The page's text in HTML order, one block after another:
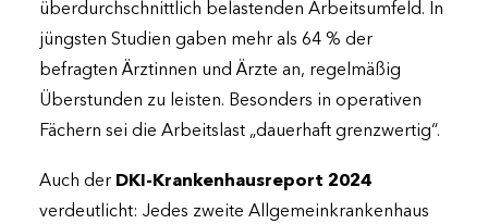
überdurchschnittlich belastenden Arbeitsumfeld. In
jüngsten Studien gaben mehr als 64 % der
befragten Ärztinnen und Ärzte an, regelmäßig
Überstunden zu leisten. Besonders in operativen
Fächern sei die Arbeitslast „dauerhaft grenzwertig“.
Auch der DKI-Krankenhausreport 2024
verdeutlicht: Jedes zweite Allgemeinkrankenhaus